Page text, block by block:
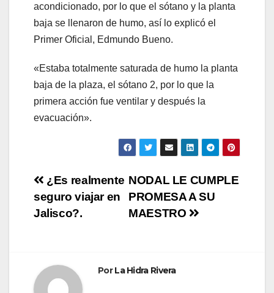
acondicionado, por lo que el sótano y la planta
baja se llenaron de humo, así lo explicó el
Primer Oficial, Edmundo Bueno.
«Estaba totalmente saturada de humo la planta
baja de la plaza, el sótano 2, por lo que la
primera acción fue ventilar y después la
evacuación».
Navegación
de
NODAL LE CUMPLE
PROMESA A SU
MAESTRO
¿Es realmente
seguro viajar en
Jalisco?.
PorLa Hidra Rivera